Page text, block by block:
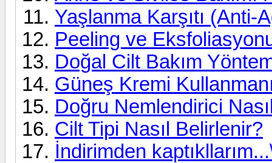
Yaşlanma Karşıtı (Anti-
Peeling ve
Doğal Cilt Bakım
Güneş Kremi
Doğru Nemlendirici
Cilt Tipi Nasıl Belirlenir?
İndirimden